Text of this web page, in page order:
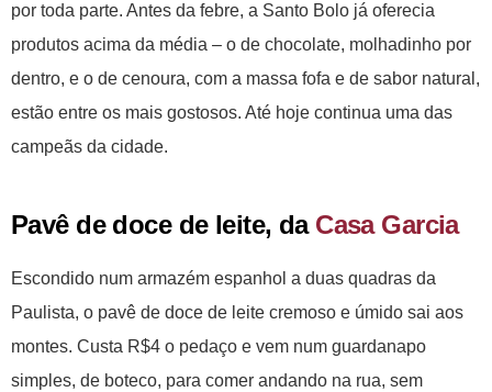
por toda parte. Antes da febre, a Santo Bolo já oferecia
produtos acima da média – o de chocolate, molhadinho por
dentro, e o de cenoura, com a massa fofa e de sabor natural,
estão entre os mais gostosos. Até hoje continua uma das
campeãs da cidade.
Pavê de doce de leite, da Casa Garcia
Escondido num armazém espanhol a duas quadras da
Paulista, o pavê de doce de leite cremoso e úmido sai aos
montes. Custa R$4 o pedaço e vem num guardanapo
simples, de boteco, para comer andando na rua, sem